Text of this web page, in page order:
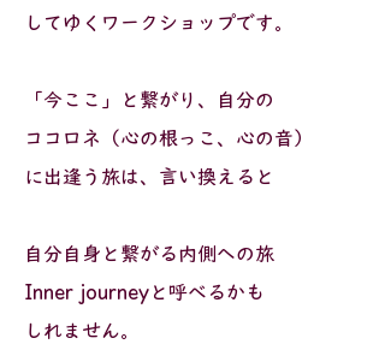
してゆくワークショップです。
「今ここ」と繋がり、自分の
ココロネ（心の根っこ、心の音）
に出逢う旅は、言い換えると
自分自身と繋がる内側への旅
Inner journeyと呼べるかも
しれません。